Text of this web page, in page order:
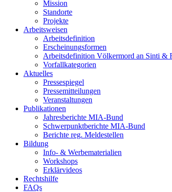
Mission
Standorte
Projekte
Arbeitsweisen
Arbeitsdefinition
Erscheinungsformen
Arbeitsdefinition Völkermord an Sinti &
Vorfallkategorien
Aktuelles
Pressespiegel
Pressemitteilungen
Veranstaltungen
Publikationen
Jahresberichte MIA-Bund
Schwerpunktberichte MIA-Bund
Berichte reg. Meldestellen
Bildung
Info- & Werbematerialien
Workshops
Erklärvideos
Rechtshilfe
FAQs